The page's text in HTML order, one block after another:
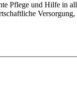
Pflege und Hilfe in